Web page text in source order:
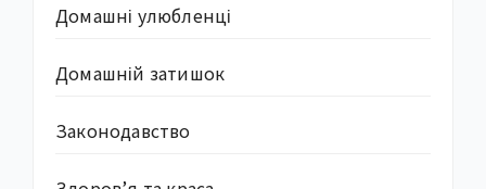
Домашні улюбленці
Домашній затишок
Законодавство